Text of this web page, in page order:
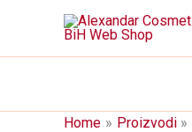
content
Home Proizvodi